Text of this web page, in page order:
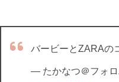
バービーとZARAの
— たかなつ＠フォ